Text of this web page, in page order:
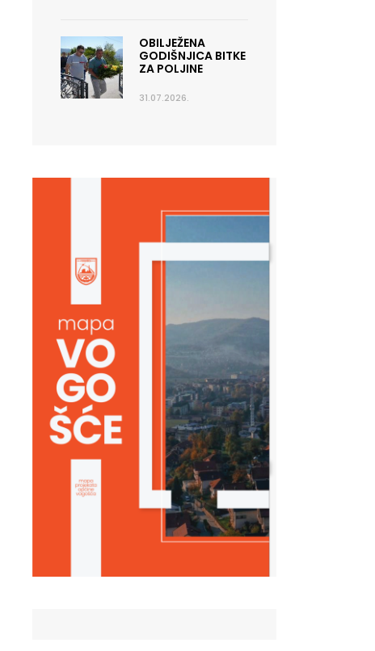
OBILJEŽENA
GODIŠNJICA BITKE
ZA POLJINE
31.07.2026.